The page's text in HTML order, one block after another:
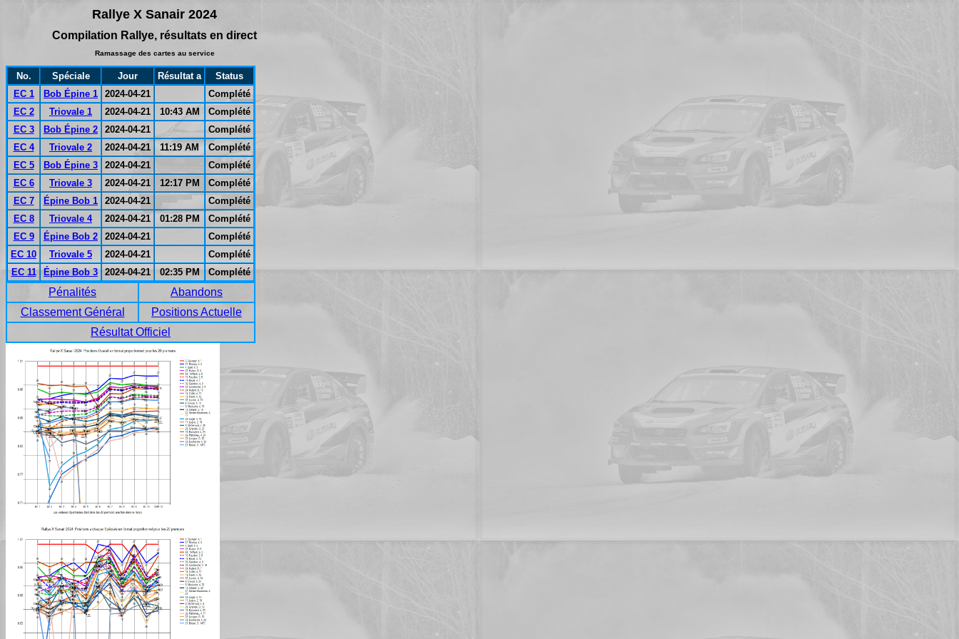
Rallye X Sanair 2024
Compilation Rallye, résultats en direct
Ramassage des cartes au service
No. Spéciale Jour Résultat a
Status
EC 1
Bob Épine 1 2024-04-21
Complété
EC 2
Triovale 1 2024-04-21 10:43 AM
Complété
EC 3
Bob Épine 2 2024-04-21
Complété
EC 4
Triovale 2 2024-04-21 11:19 AM
Complété
EC 5
Bob Épine 3 2024-04-21
Complété
EC 6
Triovale 3 2024-04-21 12:17 PM
Complété
EC 7
Épine Bob 1 2024-04-21
Complété
EC 8
Triovale 4 2024-04-21 01:28 PM
Complété
EC 9
Épine Bob 2 2024-04-21
Complété
EC 10
Triovale 5 2024-04-21
Complété
EC 11
Épine Bob 3 2024-04-21 02:35 PM Complété
Pénalités
Abandons
Classement Général
Positions Actuelle
Résultat Officiel